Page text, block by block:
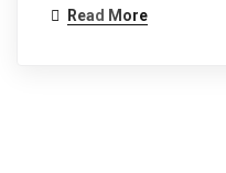
Read More